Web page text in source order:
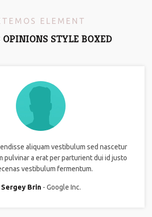
ELEMENT
OPINIONS STYLE BOXED
aliquam vestibulum sed nascetur
pulvinar a erat per parturient dui id justo
vestibulum fermentum.
Sergey Brin Google Inc.